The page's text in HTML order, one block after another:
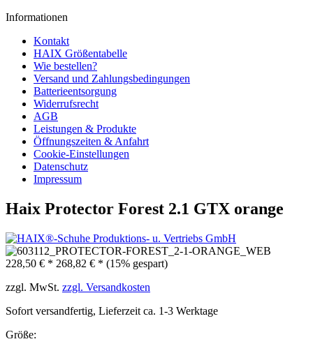
Informationen
Kontakt
HAIX Größentabelle
Wie bestellen?
Versand und Zahlungsbedingungen
Batterieentsorgung
Widerrufsrecht
AGB
Leistungen & Produkte
Öffnungszeiten & Anfahrt
Cookie-Einstellungen
Datenschutz
Impressum
Haix Protector Forest 2.1 GTX orange
228,50 € * 268,82 € * (15% gespart)
zzgl. MwSt. zzgl. Versandkosten
Sofort versandfertig, Lieferzeit ca. 1-3 Werktage
Größe: